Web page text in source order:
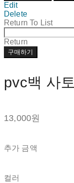
Edit
Delete
Return To List
Return
구매하기
pvc백 사
13,000원
추가 금액
컬러